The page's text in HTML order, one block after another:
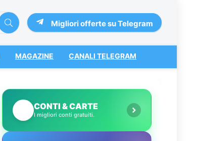
Migliori offerte su Telegram
MAGAZINE CANALI TELEGRAM
CONTI & CARTE
I migliori conti gratuiti.